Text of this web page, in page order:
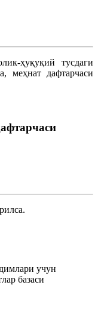
ҳуқуқий тусдаги
меҳнат дафтарчаси
учун
базаси